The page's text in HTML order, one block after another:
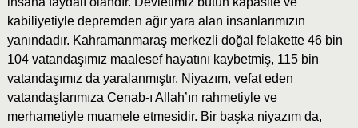
kabiliyetiyle depremden ağır yara alan insanlarımızın
yanındadır. Kahramanmaraş merkezli doğal felakette 46 bin
104 vatandaşımız maalesef hayatını kaybetmiş, 115 bin
vatandaşımız da yaralanmıştır. Niyazım, vefat eden
vatandaşlarımıza Cenab-ı Allah’ın rahmetiyle ve
merhametiyle muamele etmesidir. Bir başka niyazım da,